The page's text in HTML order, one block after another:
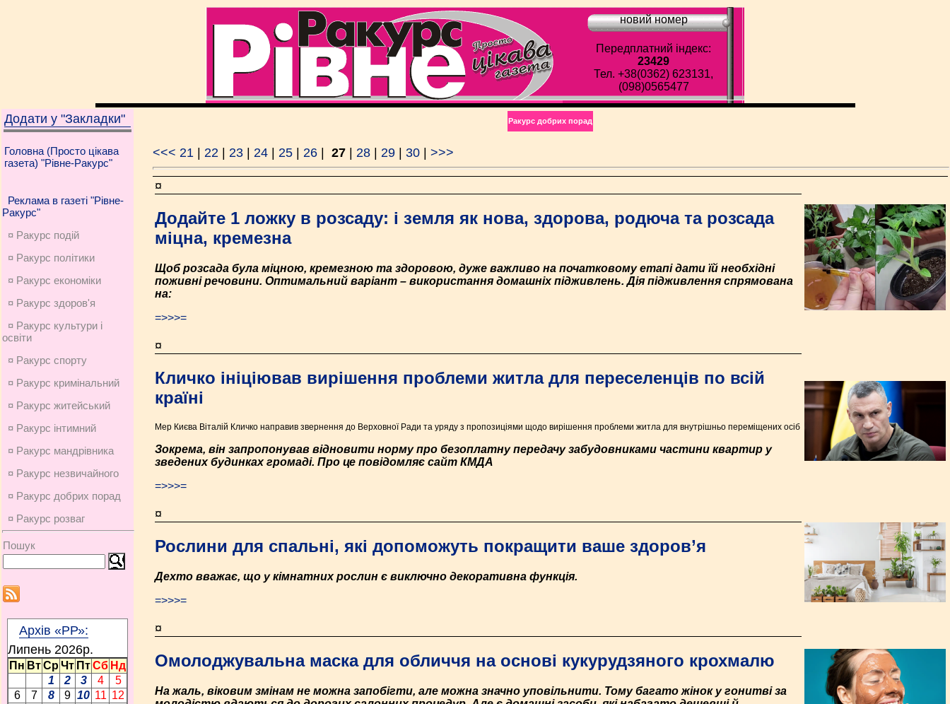
новий номер
Передплатний індекс:
23429
Тел. +38(0362) 623131,
(098)0565477
Додати у "Закладки"
Головна (Просто цікава
газета) "Рівне-Ракурс"
Реклама в газеті "Рівне-
Ракурс"
¤ Ракурс подій
¤ Ракурс політики
¤ Ракурс економiки
¤ Ракурс здоров'я
¤ Ракурс культури і
освіти
¤ Ракурс спорту
¤ Ракурс кримінальний
¤ Ракурс житейський
¤ Ракурс інтимний
¤ Ракурс мандрівника
¤ Ракурс незвичайного
¤ Ракурс добрих порад
¤ Ракурс розваг
Пошук
Архів «РР»:
Липень 2026p.
Пн ВтСрЧт ПтСб Нд
1
2 3 4
5
6
7 8 9 10 11 12
Ракурс добрих порад
<<< 21 22 23 24 25 26 27 28 29 30 >>>
¤
Додайте 1 ложку в розсаду: і земля як нова, здорова, родюча та розсада
міцна, кремезна
Щоб розсада була міцною, кремезною та здоровою, дуже важливо на початковому етапі дати їй необхідні
поживні речовини. Оптимальний варіант – використання домашніх підживлень. Дія підживлення спрямована
на:
=>>>=
¤
Кличко ініціював вирішення проблеми житла для переселенців по всій
країні
Мер Києва Віталій Кличко направив звернення до Верховної Ради та уряду з пропозиціями щодо вирішення проблеми житла для внутрішньо переміщених осіб
Зокрема, він запропонував відновити норму про безоплатну передачу забудовниками частини квартир у
зведених будинках громаді. Про це повідомляє сайт КМДА
=>>>=
¤
Рослини для спальні, які допоможуть покращити ваше здоров’я
Дехто вважає, що у кімнатних рослин є виключно декоративна функція.
=>>>=
¤
Омолоджувальна маска для обличчя на основі кукурудзяного крохмалю
На жаль, віковим змінам не можна запобігти, але можна значно уповільнити. Тому багато жінок у гонитві за